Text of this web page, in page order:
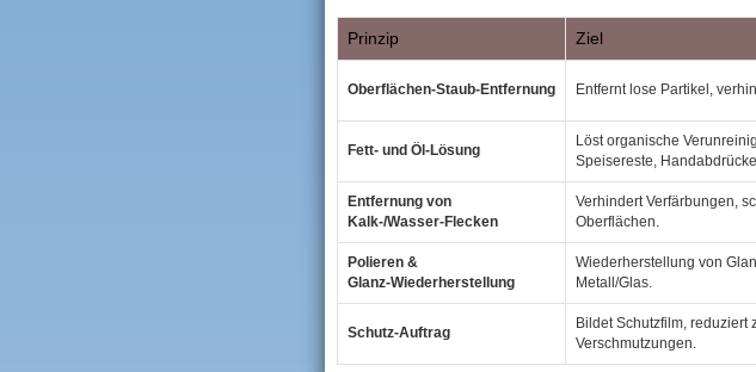
Prinzip Ziel
Oberflächen‑Staub‑Entfernung Entfernt lose Partikel,
Fett‑ und Öl‑Lösung
Löst organische
Speisereste,
Entfernung von
Kalk‑/Wasser‑Flecken
Verhindert Verfärbungen,
Oberflächen.
Polieren &
Glanz‑Wiederherstellung
Wiederherstellung von
Metall/Glas.
Schutz‑Auftrag
Bildet Schutzfilm, reduziert
Verschmutzungen.